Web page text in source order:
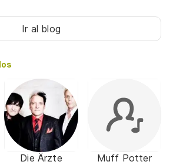
Ir al blog
Die Ärzte Muff Potter